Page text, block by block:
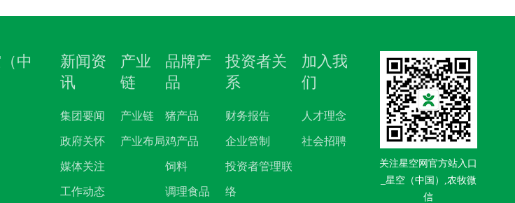
中
新闻资
讯
集团要闻
政府关怀
媒体关注
工作动态
产业
链
产业链
产业布局
品牌产
品
猪产品
鸡产品
饲料
调理食品
投资者关
系
财务报告
企业管制
投资者管理联
络
加入我
们
人才理念
社会招聘
关注星空网官方站入口
_星空（中国）,农牧微
信